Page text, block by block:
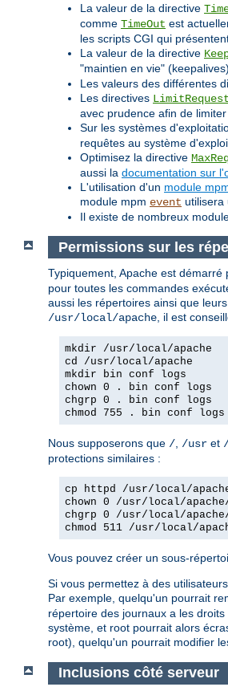
La valeur de la directive
comme TimeOut est
les scripts CGI qui
La valeur de la directive
"maintien en vie"
Les valeurs des différentes
Les directives
avec prudence afin de
Sur les systèmes
requêtes au système
Optimisez la directive
aussi la documentation sur
L'utilisation d'un module
module mpm event utilisera
Il existe de nombreux
Permissions sur les
Typiquement, Apache est
pour toutes les commandes
aussi les répertoires ainsi que
/usr/local/apache, il est
mkdir /usr/local/apache
cd /usr/local/apache
mkdir bin conf logs
chown 0 . bin conf logs
chgrp 0 . bin conf logs
chmod 755 . bin conf logs
Nous supposerons que /, /usr et
protections similaires :
cp httpd /usr/local/
chown 0 /usr/local/
chgrp 0 /usr/local/
chmod 511 /usr/local/
Vous pouvez créer un sous-
Si vous permettez à des
Par exemple, quelqu'un pourrait
répertoire des journaux a les
système, et root pourrait alors
root), quelqu'un pourrait modifier
Inclusions côté serveur